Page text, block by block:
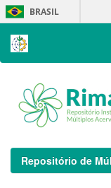
Skip
navigation
BRASIL
Repositório de